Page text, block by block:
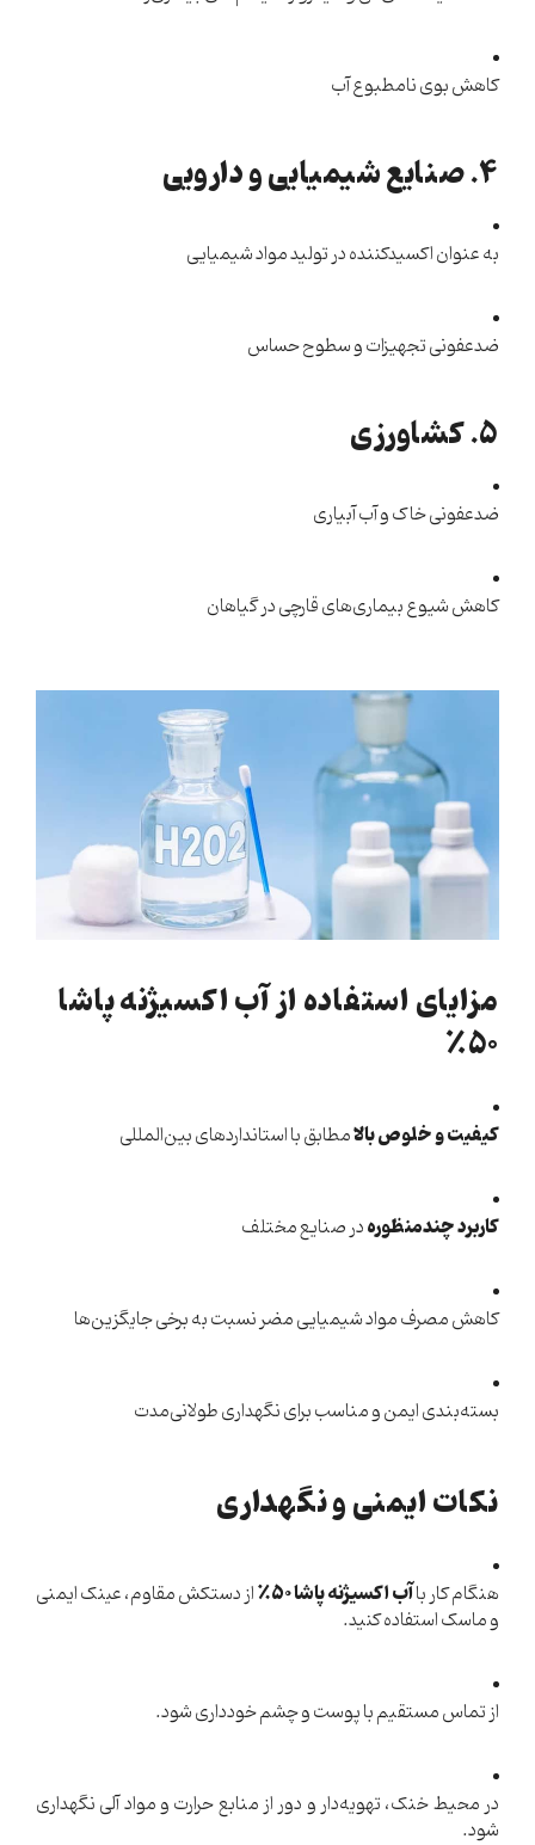
کاهش بوی نامطبوع آب
۴. صنایع شیمیایی و دارویی
به عنوان اکسیدکننده در تولید مواد شیمیایی
ضدعفونی تجهیزات و سطوح حساس
۵. کشاورزی
ضدعفونی خاک و آب آبیاری
کاهش شیوع بیماری‌های قارچی در گیاهان
مزایای استفاده از آب اکسیژنه پاشا
۵۰٪
کیفیت و خلوص بالامطابق با استانداردهای بین‌المللی
کاربرد چندمنظورهدر صنایع مختلف
کاهش مصرف مواد شیمیایی مضر نسبت به برخی جایگزین‌ها
بسته‌بندی ایمن و مناسب برای نگهداری طولانی‌مدت
نکات ایمنی و نگهداری
هنگام کار باآب اکسیژنه پاشا ۵۰٪
از دستکش مقاوم، عینک ایمنی
و ماسک استفاده کنید.
از تماس مستقیم با پوست و چشم خودداری شود.
در محیط خنک، تهویه‌دار و دور از منابع حرارت و مواد آلی نگهداری
شود.